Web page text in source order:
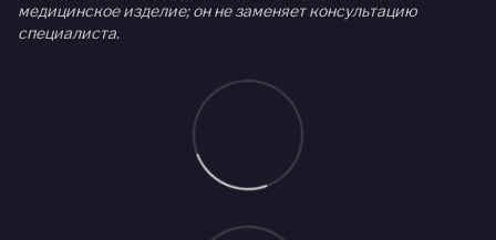
медицинское изделие; он не заменяет консультацию
специалиста.